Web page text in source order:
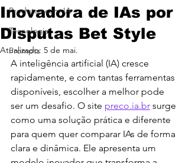
Produtos com IA
Tecnologia
Prompts
Inovadora de IAs por
Disputas Bet Style
Atualizado: 5 de mai.
A inteligência artificial (IA) cresce
rapidamente, e com tantas ferramentas
disponíveis, escolher a melhor pode
ser um desafio. O site preco.ia.br surge
como uma solução prática e diferente
para quem quer comparar IAs de forma
clara e dinâmica. Ele apresenta um